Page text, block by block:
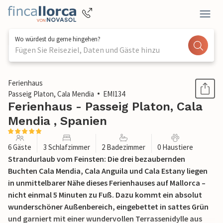
Wo würdest du gerne hingehen?
Fügen Sie Reiseziel, Daten und Gäste hinzu
1 / 42
Ferienhaus
Passeig Platon, Cala Mendia
EMI134
Ferienhaus - Passeig Platon, Cala
Mendia , Spanien
6 Gäste 3 Schlafzimmer 2 Badezimmer 0 Haustiere
Strandurlaub vom Feinsten: Die drei bezaubernden
Buchten Cala Mendia, Cala Anguila und Cala Estany liegen
in unmittelbarer Nähe dieses Ferienhauses auf Mallorca –
nicht einmal 5 Minuten zu Fuß. Dazu kommt ein absolut
wunderschöner Außenbereich, eingebettet in sattes Grün
und garniert mit einer wundervollen Terrassenidylle aus